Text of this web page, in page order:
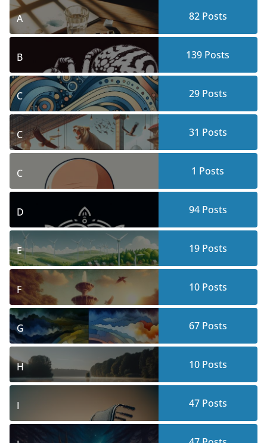
A 82Posts
B 139 Posts
C 29Posts
C 31 Posts
C 1 Posts
D 94Posts
E 19Posts
F 10Posts
G 67Posts
H 10Posts
I 47Posts